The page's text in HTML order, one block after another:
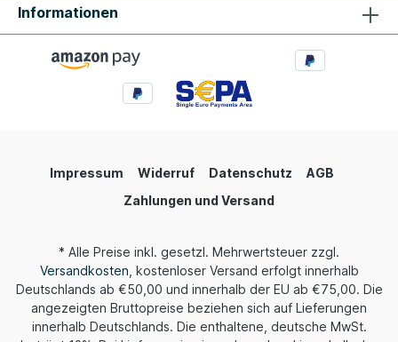
Informationen
Impressum Widerruf Datenschutz
AGB
Zahlungen und Versand
* Alle Preise inkl. gesetzl. Mehrwertsteuer zzgl.
Versandkosten , kostenloser Versand erfolgt innerhalb
Deutschlands ab €50,00 und innerhalb der EU ab €75,00. Die
angezeigten Bruttopreise beziehen sich auf Lieferungen
innerhalb Deutschlands. Die enthaltene, deutsche MwSt.